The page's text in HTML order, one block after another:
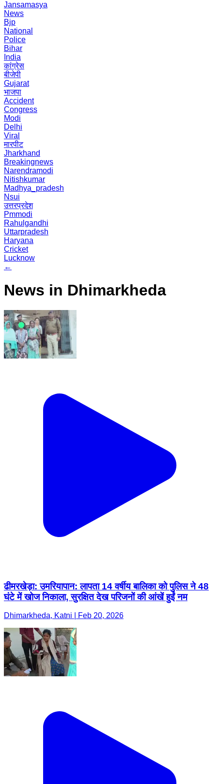
Jansamasya
News
Bjp
National
Police
Bihar
India
कांग्रेस
बीजेपी
Gujarat
भाजपा
Accident
Congress
Modi
Delhi
Viral
मारपीट
Jharkhand
Breakingnews
Narendramodi
Nitishkumar
Madhya_pradesh
Nsui
उत्तरप्रदेश
Pmmodi
Rahulgandhi
Uttarpradesh
Haryana
Cricket
Lucknow
←
News in Dhimarkheda
ढीमरखेड़ा: उमरियापान: लापता 14 वर्षीय बालिका को पुलिस ने 48
घंटे में खोज निकाला, सुरक्षित देख परिजनों की आंखें हुईं नम
Dhimarkheda, Katni | Feb 20, 2026